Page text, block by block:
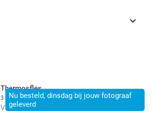
Nu besteld, dinsdag bij jouw fotograaf
geleverd
Thermosfles
3 varianten
Vanaf 23,50